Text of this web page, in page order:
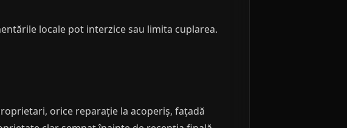
locale pot interzice sau limita cuplarea.
orice reparație la acoperiș, fațadă